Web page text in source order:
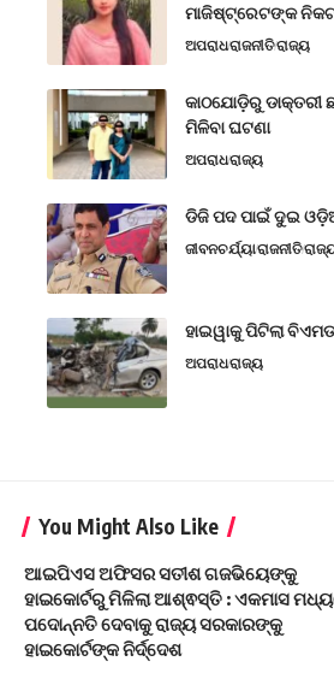
ମାଜିଷ୍ଟ୍ରେଟଙ୍କ
ଅପରାଧରାଜନୀତିରାଜ୍ୟ
କାଠଯୋଡ଼ିରୁ ଡାକ୍ତରୀ
ମିଳିବା ଘଟଣା
ଅପରାଧରାଜ୍ୟ
ଡିଜି ପଦ ପାଇଁ ଦୁଇ
ଜୀବନଚର୍ଯ୍ୟାରାଜନୀତି
ହାଇୱାକୁ ପିଟିଲା
ଅପରାଧରାଜ୍ୟ
You Might Also Like
ଆଇପିଏସ ଅଫିସର ସତୀଶ ଗଜଭିୟେଙ୍କୁ
ହାଇକୋର୍ଟରୁ ମିଳିଲା ଆଶ୍ଵସ୍ତି : ଏକମାସ
ପଦୋନ୍ନତି ଦେବାକୁ ରାଜ୍ୟ ସରକାରଙ୍କୁ
ହାଇକୋର୍ଟଙ୍କ ନିର୍ଦ୍ଦେଶ